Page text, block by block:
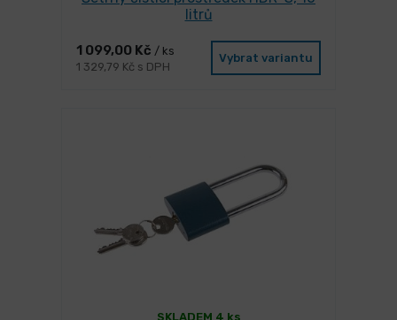
litrů
1 099,00 Kč / ks
1 329,79 Kč s DPH
Vybrat variantu
SKLADEM 4 ks